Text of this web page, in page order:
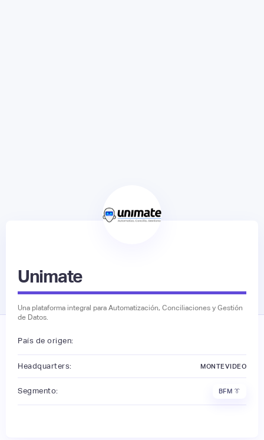
Unimate
Una plataforma integral para Automatización, Conciliaciones y Gestión
de Datos.
País de origen:
Headquarters: MONTEVIDEO
Segmento: BFM 👔